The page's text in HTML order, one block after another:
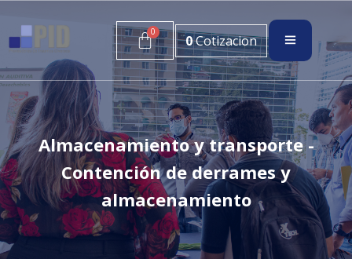
0Cotizacion
Almacenamiento y transporte -
Contención de derrames y
almacenamiento